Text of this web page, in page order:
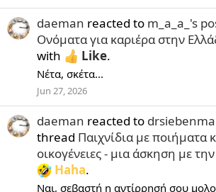
daeman reacted to m_a_a_'s
Ονόματα για καριέρα στην
with
Like.
Νέτα, σκέτα...
Jun 27, 2026
daeman reacted to
thread Παιχνίδια με ποιήματα
οικογένειες - μια άσκηση με
Haha.
Ναι, σεβαστή η αντίρρησή σου